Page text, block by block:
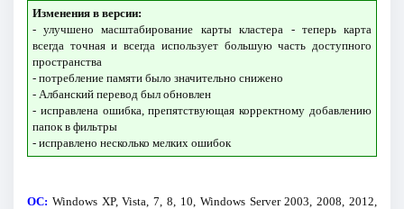
Изменения в версии:
- улучшено масштабирование карты кластера - теперь карта
всегда точная и всегда использует большую часть доступного
пространства
- потребление памяти было значительно снижено
- Албанский перевод был обновлен
- исправлена ошибка, препятствующая корректному добавлению
папок в фильтры
- исправлено несколько мелких ошибок
ОС: Windows XP, Vista, 7, 8, 10, Windows Server 2003, 2008, 2012,